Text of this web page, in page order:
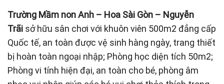
Trường Mầm non Anh – Hoa Sài Gòn – Nguyễn
Trãi sở hữu sân chơi với khuôn viên 500m2 đẳng cấp
Quốc tế, an toàn được vệ sinh hàng ngày, trang thiết
bị hoàn toàn ngoại nhập; Phòng học diện tích 50m2;
Phòng vi tính hiện đại, an toàn cho bé, phòng âm